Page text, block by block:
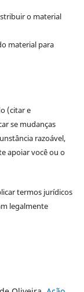
o material
material para
(citar e
se mudanças
razoável,
apoiar você ou o
termos jurídicos
legalmente